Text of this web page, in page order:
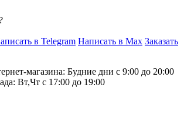
в Telegram Написать в Max Заказать
магазина: Будние дни с 9:00 до 20:00
Вт,Чт с 17:00 до 19:00